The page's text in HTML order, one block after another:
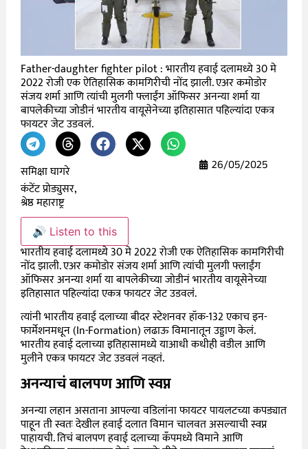
Father-daughter fighter pilot : भारतीय हवाई दलामध्ये 30 मे
2022 रोजी एक ऐतिहासिक कामगिरीची नोंद झाली. एअर कमोडोर
संजय शर्मा आणि त्यांची मुलगी फ्लाईंग ऑफिसर अनन्या शर्मा या
बापलेकीच्या जोडीनं भारतीय वायूसेनेच्या इतिहासात पहिल्यांदा एकत्र
फायटर जेट उडवलं.
समिक्षा घागरे
कंटेंट प्रोड्युसर,
श्रेष्ठ महाराष्ट्र
26/05/2025
🔊 Listen to this
भारतीय हवाई दलामध्ये 30 मे 2022 रोजी एक ऐतिहासिक कामगिरीची
नोंद झाली. एअर कमोडोर संजय शर्मा आणि त्यांची मुलगी फ्लाईंग
ऑफिसर अनन्या शर्मा या बापलेकीच्या जोडीनं भारतीय वायूसेनेच्या
इतिहासात पहिल्यांदा एकत्र फायटर जेट उडवलं.
त्यांनी भारतीय हवाई दलाच्या बीदर स्टेशनवर हॉक-132 एकाच इन-
फार्मेशनमधून (In-Formation) लढाऊ विमानातून उड्डाण केलं.
भारतीय हवाई दलाच्या इतिहासामध्ये याआधी कधीही वडील आणि
मुलीने एकत्र फायटर जेट उडवलं नव्हतं.
अनन्याचं बालपण आणि स्वप्न
अनन्या लहान असताना आपल्या वडिलांना फायटर पायलटच्या कपड्यात
पाहून ती स्वतः देखील हवाई दलात विमान चालवत असल्याची स्वप्न
पाहायची. तिचं बालपण हवाई दलाच्या कँपमध्ये विमाने आणि